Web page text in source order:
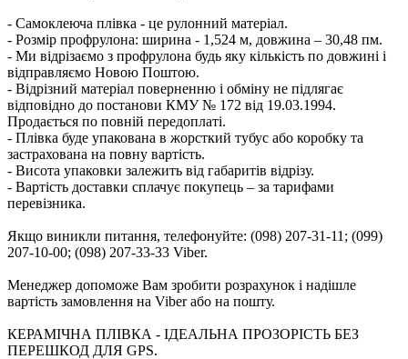
- Самоклеюча плівка - це рулонний матеріал.
- Розмір профрулона: ширина - 1,524 м, довжина – 30,48 пм.
- Ми відрізаємо з профрулона будь яку кількість по довжині і
відправляємо Новою Поштою.
- Відрізний матеріал поверненню і обміну не підлягає
відповідно до постанови КМУ № 172 від 19.03.1994.
Продається по повній передоплаті.
- Плівка буде упакована в жорсткий тубус або коробку та
застрахована на повну вартість.
- Висота упаковки залежить від габаритів відрізу.
- Вартість доставки сплачує покупець – за тарифами
перевізника.
Якщо виникли питання, телефонуйте: (098) 207-31-11; (099)
207-10-00; (098) 207-33-33 Viber.
Менеджер допоможе Вам зробити розрахунок і надішле
вартість замовлення на Viber або на пошту.
КЕРАМІЧНА ПЛІВКА - ІДЕАЛЬНА ПРОЗОРІСТЬ БЕЗ
ПЕРЕШКОД ДЛЯ GPS.